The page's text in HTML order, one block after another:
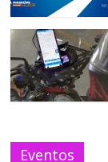
Eventos